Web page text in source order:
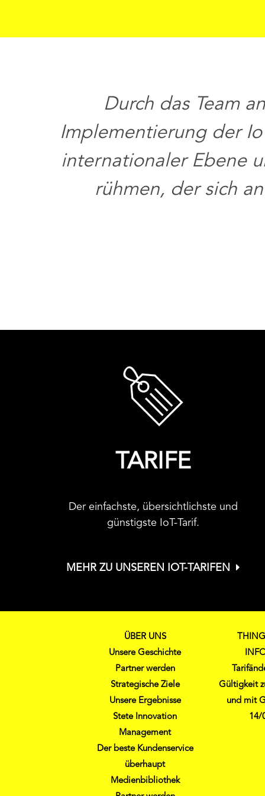
Durch das Team
Implementierung der
internationaler Ebene
rühmen, der sich
TARIFE
Der einfachste, übersichtlichste und
günstigste IoT-Tarif.
MEHR ZU UNSEREN IOT-TARIFEN
ÜBER UNS
Unsere Geschichte
Partner werden
Strategische Ziele
Unsere Ergebnisse
Stete Innovation
Management
Der beste Kundenservice
überhaupt
Medienbibliothek
Gültigkeit
und mit
14/